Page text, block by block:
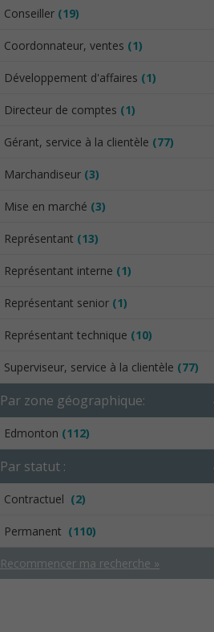
Conseiller (19)
Coordonnateur, ventes (1)
Développement d'affaires (1)
Directeur de comptes (1)
Gérant, service à la clientèle (77)
Marchandiseur (3)
Mise en marché (3)
Représentant (13)
Représentant interne (1)
Représentant senior (1)
Représentant technique (10)
Superviseur, service à la clientèle (77)
Par zone géographique:
Edmonton (112)
Par statut :
Contractuel (2)
Permanent (110)
Recommencer ma recherche »